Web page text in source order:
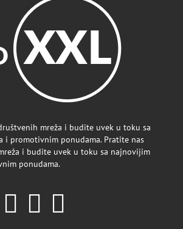
mreža i budite uvek u toku sa
i promotivnim ponudama. Pratite nas
i budite uvek u toku sa najnovijim
ponudama.